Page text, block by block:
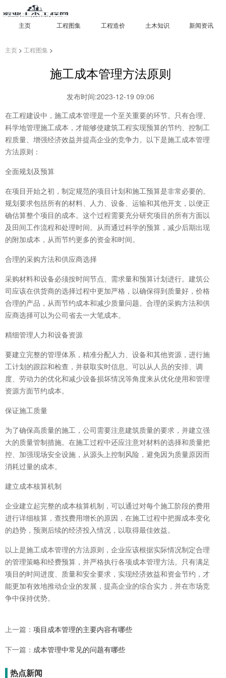
主页 工程图集 工程造价 土木知识 新闻资讯
主页 > 工程图集 >
施工成本管理方法原则
发布时间:2023-12-19 09:06
在工程建设中，施工成本管理是一个至关重要的环节。只有合理、
科学地管理施工成本，才能够使建筑工程实现预算的节约、控制工
程质量、增强经济效益并提高企业的竞争力。以下是施工成本管理
方法原则：
全面规划及预算
在项目开始之初，制定规范的项目计划和施工预算是非常必要的。
规划要求包括所有的材料、人力、设备、运输和其他开支，以便正
确估算整个项目的成本。这个过程需要充分研究项目的所有方面以
及田间工作流程和处理时间。从而通过科学的预算，减少后期出现
的附加成本，从而节约更多的资金和时间。
合理的采购方法和供应商选择
采购材料和设备必须按时间节点、需求量和预算计划进行。建筑公
司应该在供货商的选择过程中更加严格，以确保得到质量好，价格
合理的产品，从而节约成本和减少质量问题。合理的采购方法和供
应商选择可以为公司省去一大笔成本。
精细管理人力和设备资源
要建立完整的管理体系，精准分配人力、设备和其他资源，进行施
工计划的跟踪和检查，并获取实时信息。可以从人员的安排、调
度、劳动力的优化和减少设备损坏情况等角度来从优化使用和管理
资源方面节约成本。
保证施工质量
为了确保高质量的施工，公司需要注意建筑质量的要求，并建立强
大的质量管制措施。在施工过程中还应注意对材料的选择和质量把
控、加强现场安全设施，从源头上控制风险，避免因为质量原因而
消耗过量的成本。
建立成本核算机制
企业建立起完整的成本核算机制，可以通过对每个施工阶段的费用
进行详细核算，查找费用增长的原因，在施工过程中把握成本变化
的趋势，预测后续的经济投入情况，以取得最佳效益。
以上是施工成本管理的方法原则，企业应该根据实际情况制定合理
的管理策略和经费预算，并严格执行各项成本管理方法。只有满足
项目的时间进度、质量和安全要求，实现经济效益和资金节约，才
能更加有效地推动企业的发展，提高企业的综合实力，并在市场竞
争中保持优势。
上一篇： 项目成本管理的主要内容有哪些
下一篇： 成本管理中常见的问题有哪些
热点新闻